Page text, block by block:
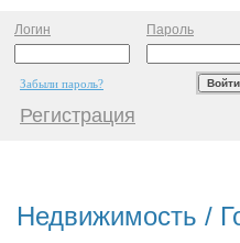
Логин Пароль
Забыли пароль?
Регистрация
Недвижимость /